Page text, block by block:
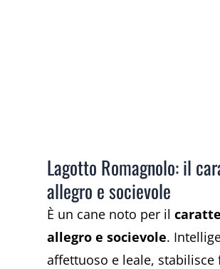
Lagotto Romagnolo: il
allegro e socievole
È un cane noto per il
allegro e socievole.
affettuoso e leale, stabilisce